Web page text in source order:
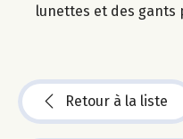
lunettes et des gants
Retour à la liste